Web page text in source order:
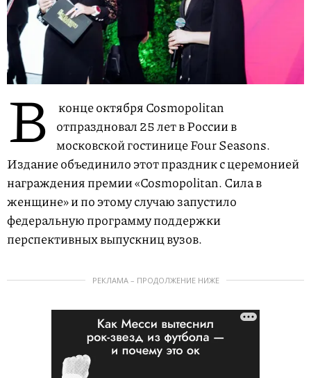
В
конце октября Cosmopolitan
отпраздновал 25 лет в России в
московской гостинице Four Seasons.
Издание объединило этот праздник с церемонией
награждения премии «Cosmopolitan. Сила в
женщине» и по этому случаю запустило
федеральную программу поддержки
перспективных выпускниц вузов.
РЕКЛАМА – ПРОДОЛЖЕНИЕ НИЖЕ